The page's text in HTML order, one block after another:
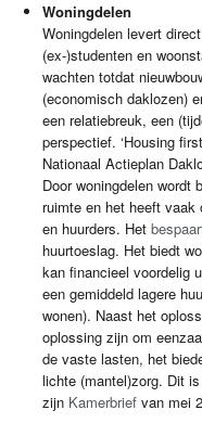
Woningdelen
Woningdelen levert
(ex-)studenten en
wachten totdat
(economisch daklozen)
een relatiebreuk, een
perspectief. ‘Housing
Nationaal Actieplan
Door woningdelen wordt
ruimte en het heeft
en huurders. Het
huurtoeslag. Het biedt
kan financieel voordelig
een gemiddeld lagere
wonen). Naast het
oplossing zijn om
de vaste lasten, het
lichte (mantel)zorg. Dit
zijn Kamerbrief van mei